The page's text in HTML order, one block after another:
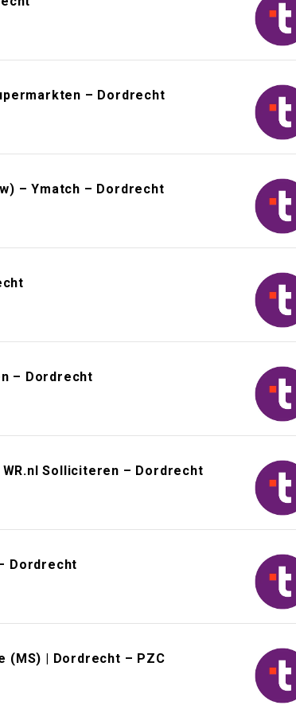
– Dordrecht
– Ymatch – Dordrecht
– Dordrecht
Solliciteren – Dordrecht
Dordrecht
(MS) | Dordrecht – PZC